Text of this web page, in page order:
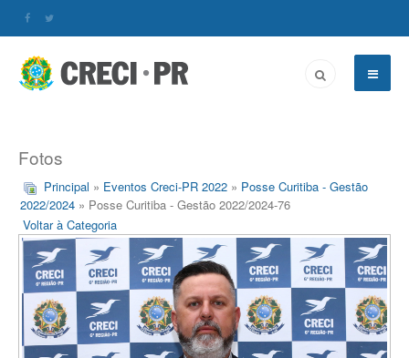
Fotos
Principal » Eventos Creci-PR 2022 » Posse Curitiba - Gestão
2022/2024 » Posse Curitiba - Gestão 2022/2024-76
Voltar à Categoria